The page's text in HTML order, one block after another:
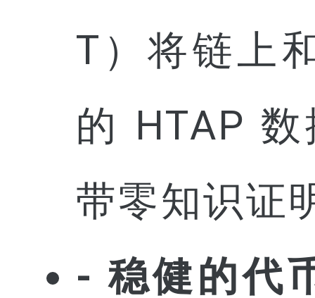
T）将链上
的 HTAP
带零知识证
- 稳健的代